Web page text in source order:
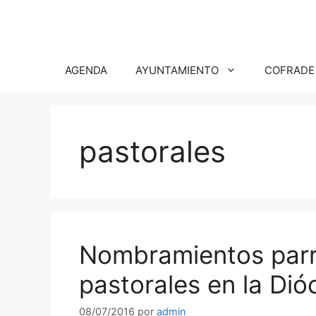
AGENDA AYUNTAMIENTO COFRADE
pastorales
Nombramientos
pastorales en la
08/07/2016 por admin